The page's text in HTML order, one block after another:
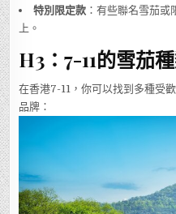
特別限定款 ：有些聯名雪茄
上。
H3：7-11的雪茄
在香港7-11，你可以找到多種受
品牌：